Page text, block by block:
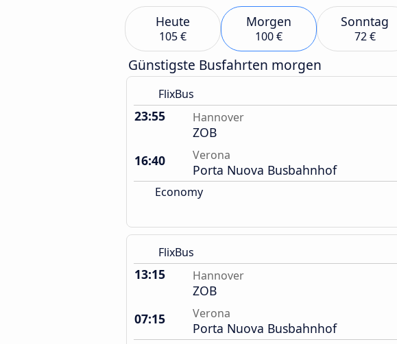
Heute
105 €
Morgen
100 €
Sonntag
72 €
Günstigste Busfahrten morgen
FlixBus
23:55 Hannover
ZOB
16:40
Verona
Porta Nuova Busbahnhof
Economy
FlixBus
13:15 Hannover
ZOB
07:15
Verona
Porta Nuova Busbahnhof